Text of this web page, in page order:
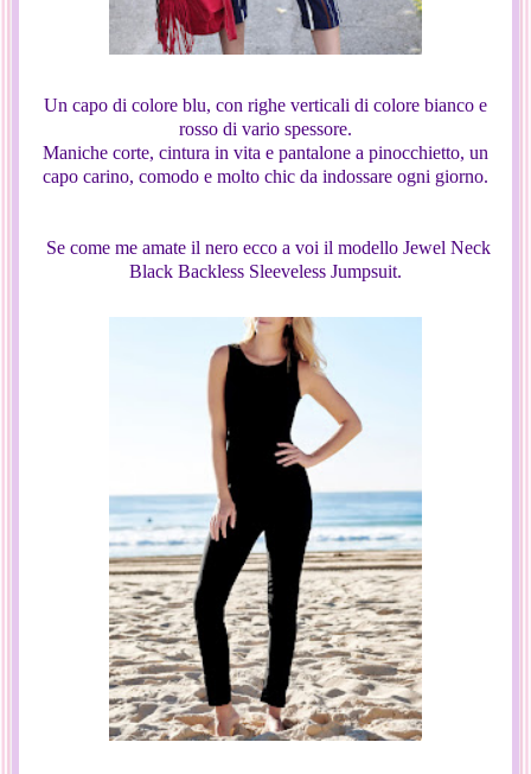
Un capo di colore blu, con righe verticali di colore bianco e
rosso di vario spessore.
Maniche corte, cintura in vita e pantalone a pinocchietto, un
capo carino, comodo e molto chic da indossare ogni giorno.
Se come me amate il nero ecco a voi il modello Jewel Neck
Black Backless Sleeveless Jumpsuit.